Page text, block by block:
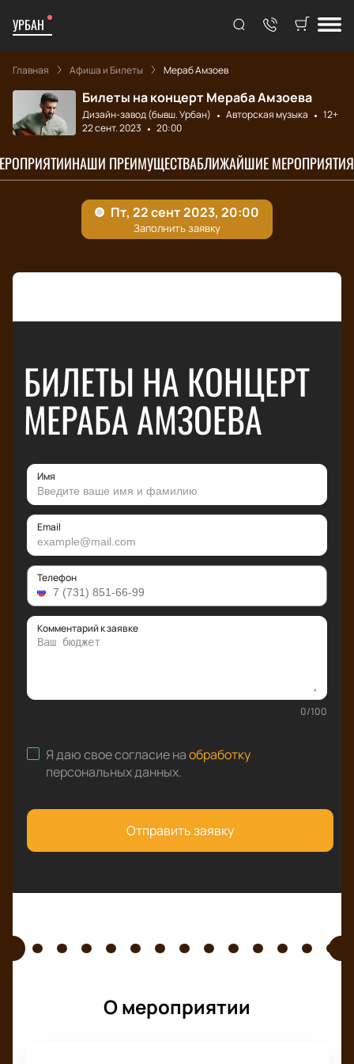
УРБАН
Главная Афиша и Билеты Мераб Амзоев
Билеты на концерт Мераба Амзоева
Дизайн-завод (бывш. Урбан) Авторская музыка
12+
22 сент. 2023
20:00
НАШИ ПРЕИМУЩЕСТВАБЛИЖАЙШИЕ МЕРОПРИЯТИЯ
БИЛЕТЫ НА КОНЦЕРТ
МЕРАБА АМЗОЕВА
Имя
Email
Телефон
Комментарий к заявке
0/100
Я даю свое согласие наобработку
персональных данных.
Отправить заявку
О мероприятии